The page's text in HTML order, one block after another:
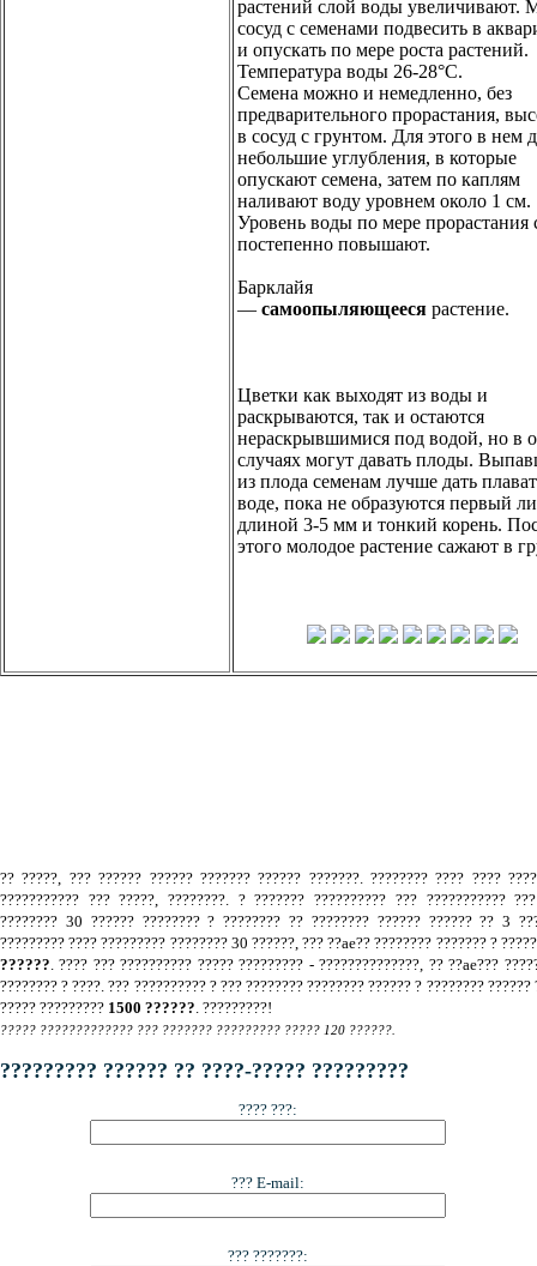
растений слой воды увеличивают.
сосуд с семенами подвесить в
и опускать по мере роста растений.
Температура воды 26-28°С.
Семена можно и немедленно, без
предварительного прорастания,
в сосуд с грунтом. Для этого в нем
небольшие углубления, в которые
опускают семена, затем по каплям
наливают воду уровнем около 1 см.
Уровень воды по мере прорастания
постепенно повышают.
Барклайя
— самоопыляющееся растение.
Цветки как выходят из воды и
раскрываются, так и остаются
нераскрывшимися под водой, но в
случаях могут давать плоды.
из плода семенам лучше дать
воде, пока не образуются первый
длиной 3-5 мм и тонкий корень.
этого молодое растение сажают в
?? ?????, ??? ?????? ?????? ??????? ?????? ???????. ???????? ???? ????
??????????? ??? ?????, ????????. ? ??????? ?????????? ??? ???????????
???????? 30 ?????? ???????? ? ???????? ?? ???????? ?????? ?????? ?? 3
????????? ???? ????????? ???????? 30 ??????, ??? ??ae?? ???????? ??????? ?
??????. ???? ??? ?????????? ????? ????????? - ??????????????, ?? ??ae???
???????? ? ????. ??? ?????????? ? ??? ???????? ???????? ?????? ? ???????? ??????
????? ????????? 1500 ??????. ?????????!
????? ????????????? ??? ??????? ????????? ????? 120 ??????.
????????? ?????? ?? ????-????? ?????????
???? ???:
??? E-mail:
??? ???????: